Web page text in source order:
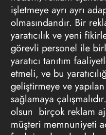
işletmeye ayrı ayrı
olmasındandır. Bir
yaratıcılık ve yeni
görevli personel ile
yaratıcı tanıtım
etmeli, ve bu
geliştirmeye ve
sağlamaya
olsun birçok reklam
müşteri memnuniyeti